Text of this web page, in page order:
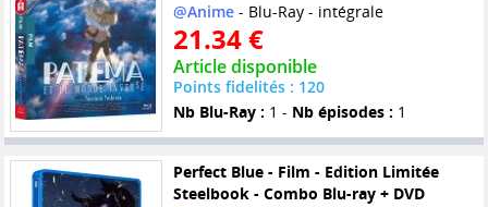
@Anime- Blu-Ray - intégrale
21.34 €
Article disponible
Points fidelités : 120
Nb Blu-Ray : 1 - Nb épisodes : 1
Perfect Blue - Film - Edition Limitée
Steelbook - Combo Blu-ray + DVD